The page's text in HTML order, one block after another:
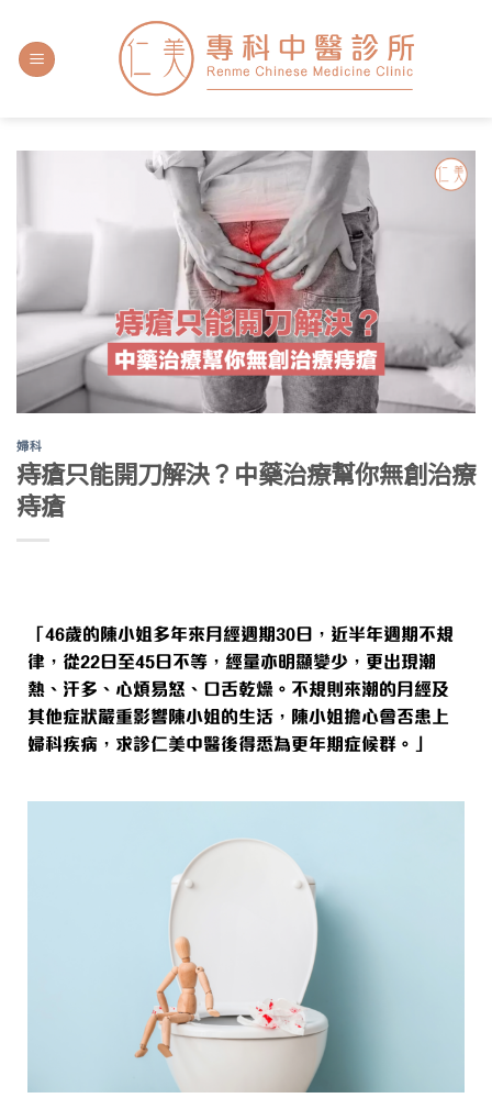
婦科
痔瘡只能開刀解決？中藥治療幫你無創治療
痔瘡
「46歲的陳小姐多年來月經週期30日，近半年週期不規
律，從22日至45日不等，經量亦明顯變少，更出現潮
熱、汗多、心煩易怒、口舌乾燥。不規則來潮的月經及
其他症狀嚴重影響陳小姐的生活，陳小姐擔心會否患上
婦科疾病，求診仁美中醫後得悉為更年期症候群。」